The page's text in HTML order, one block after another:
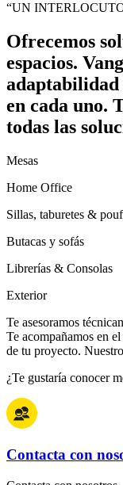
“UN
Ofrecemos
espacios.
en cada uno.
todas las
Mesas
Home Office
Sillas, taburetes &
Butacas y sofás
Librerías & Consolas
Exterior
Te asesoramos
Te acompañamos en
de tu proyecto.
¿Te gustaría conocer
Contacta con